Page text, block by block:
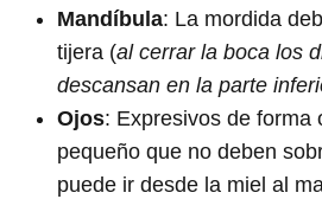
Mandíbula: La mordida
tijera (al cerrar la boca los
descansan en la parte
Ojos: Expresivos de forma
pequeño que no deben
puede ir desde la miel al